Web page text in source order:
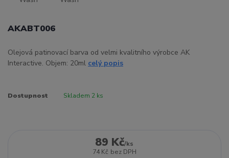
AKABT006
Olejová patinovací barva od velmi kvalitního výrobce AK
Interactive. Objem: 20ml celý popis
Dostupnost Skladem 2 ks
89 Kč/ks
74 Kč bez DPH